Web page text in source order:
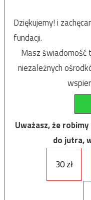
Dziękujemy! i
fundacji.
Masz
niezależnych
Uważasz, że
do jutra,
30 zł